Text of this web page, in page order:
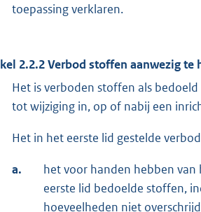
toepassing verklaren.
2.2.2 Verbod stoffen aanwezig te
Het is verboden stoffen als
tot wijziging in, op of nabij een
Het in het eerste lid gestelde
a.
het voor handen hebben
eerste lid bedoelde stoffen,
hoeveelheden niet